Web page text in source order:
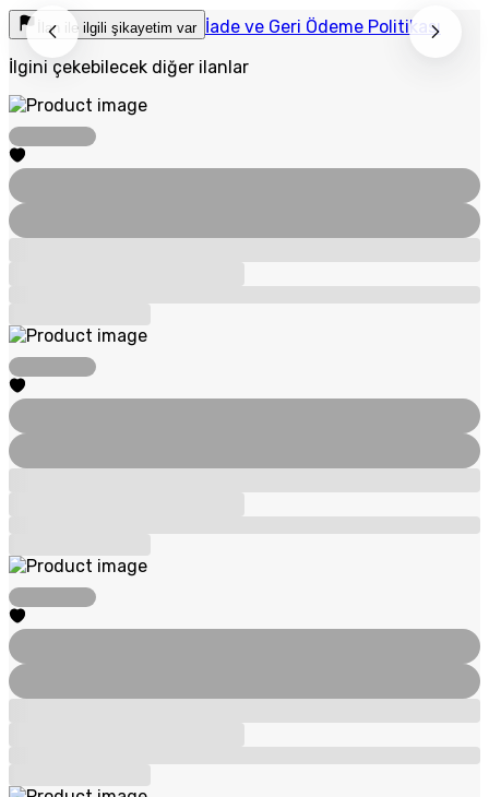
İlan ile ilgili şikayetim var İade ve Geri Ödeme Politikası
İlgini çekebilecek diğer ilanlar